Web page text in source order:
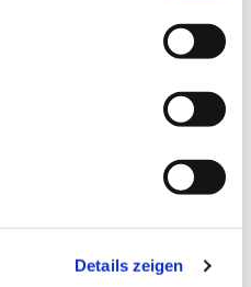
Details zeigen